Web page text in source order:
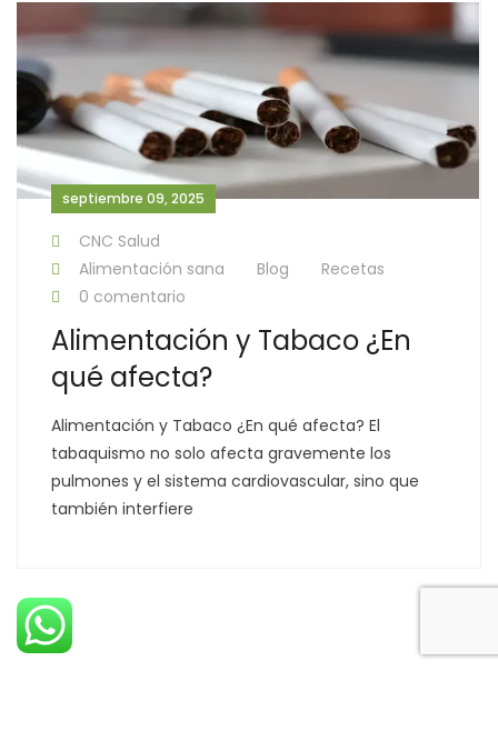
septiembre 09, 2025
CNC Salud
Alimentación sana
Blog
Recetas
0 comentario
Alimentación y Tabaco ¿En
qué afecta?
Alimentación y Tabaco ¿En qué afecta? El
tabaquismo no solo afecta gravemente los
pulmones y el sistema cardiovascular, sino que
también interfiere